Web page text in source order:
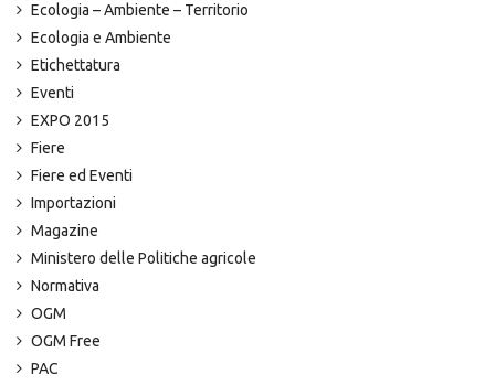
Ecologia – Ambiente – Territorio
Ecologia e Ambiente
Etichettatura
Eventi
EXPO 2015
Fiere
Fiere ed Eventi
Importazioni
Magazine
Ministero delle Politiche agricole
Normativa
OGM
OGM Free
PAC